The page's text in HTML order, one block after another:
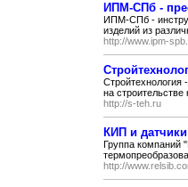
ИПМ-СПб -
ИПМ-СПб -
изделий из
http://www.ipm-
Стройтехнология
на
http://s-teh.ru
КИП и
Группа компаний
http://